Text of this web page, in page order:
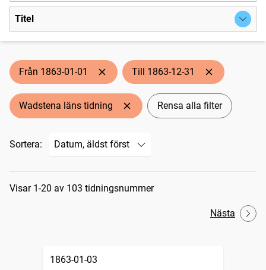
Titel
Från 1863-01-01 Till 1863-12-31
Wadstena läns tidning Rensa alla filter
Sortera:
Sökresultat
Visar 1-20 av 103 tidningsnummer
Nästa
1863-01-03